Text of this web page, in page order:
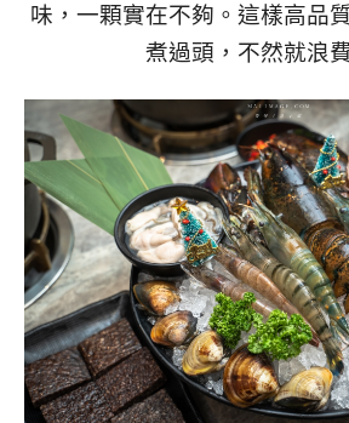
味，一顆實在不夠。這樣高品
煮過頭，不然就浪